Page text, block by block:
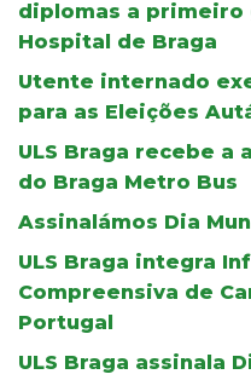
diplomas a primeiro
Hospital de Braga
Utente internado
para as Eleições
ULS Braga recebe a
do Braga Metro Bus
Assinalámos Dia
ULS Braga integra
Compreensiva de
Portugal
ULS Braga assinala